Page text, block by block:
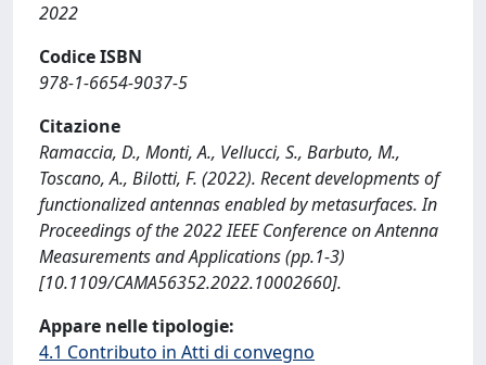
2022
Codice ISBN
978-1-6654-9037-5
Citazione
Ramaccia, D., Monti, A., Vellucci, S., Barbuto, M.,
Toscano, A., Bilotti, F. (2022). Recent developments of
functionalized antennas enabled by metasurfaces. In
Proceedings of the 2022 IEEE Conference on Antenna
Measurements and Applications (pp.1-3)
[10.1109/CAMA56352.2022.10002660].
Appare nelle tipologie:
4.1 Contributo in Atti di convegno